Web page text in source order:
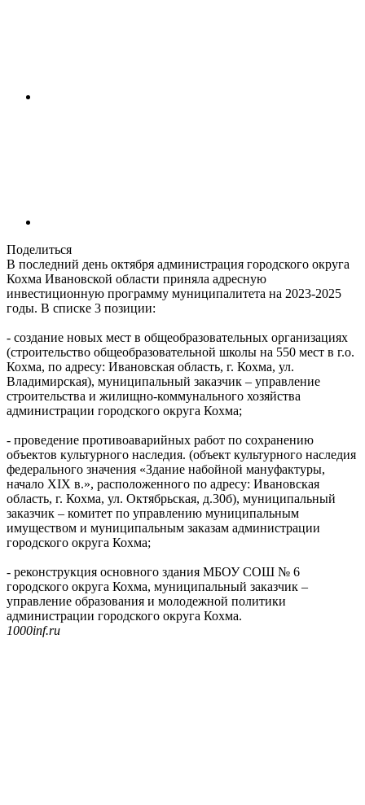
Поделиться
В последний день октября администрация городского округа
Кохма Ивановской области приняла адресную
инвестиционную программу муниципалитета на 2023-2025
годы. В списке 3 позиции:
- создание новых мест в общеобразовательных организациях
(строительство общеобразовательной школы на 550 мест в г.о.
Кохма, по адресу: Ивановская область, г. Кохма, ул.
Владимирская), муниципальный заказчик – управление
строительства и жилищно-коммунального хозяйства
администрации городского округа Кохма;
- проведение противоаварийных работ по сохранению
объектов культурного наследия. (объект культурного наследия
федерального значения «Здание набойной мануфактуры,
начало XIX в.», расположенного по адресу: Ивановская
область, г. Кохма, ул. Октябрьская, д.30б), муниципальный
заказчик – комитет по управлению муниципальным
имуществом и муниципальным заказам администрации
городского округа Кохма;
- реконструкция основного здания МБОУ СОШ № 6
городского округа Кохма, муниципальный заказчик –
управление образования и молодежной политики
администрации городского округа Кохма.
1000inf.ru